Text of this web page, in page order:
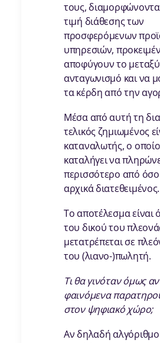
τους,
τιμή διάθεσης των
προσφερόμενων
υπηρεσιών,
αποφύγουν το
ανταγωνισμό και να
τα κέρδη από την
Μέσα από αυτή τη
τελικός ζημιωμένος
καταναλωτής, ο
καταλήγει να
περισσότερο από
αρχικά διατεθειμένος.
Το αποτέλεσμα είναι
του δικού του
μετατρέπεται σε
του (λιανο-)πωλητή.
Τι θα γινόταν όμως
φαινόμενα
στον ψηφιακό χώρο;
Αν δηλαδή